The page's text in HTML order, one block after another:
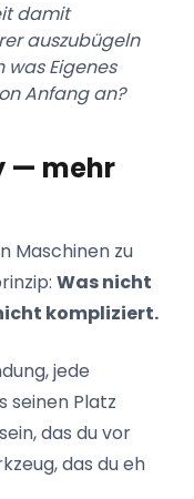
damit
auszubügeln
Eigenes
Anfang an?
— mehr
Maschinen zu
Was nicht
kompliziert.
jede
seinen Platz
das du vor
das du eh